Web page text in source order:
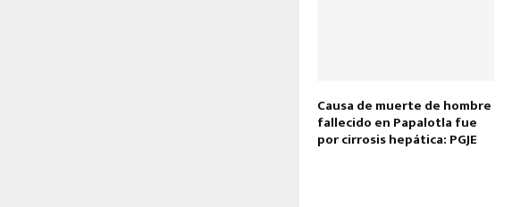
Causa de muerte de hombre
fallecido en Papalotla fue
por cirrosis hepática: PGJE